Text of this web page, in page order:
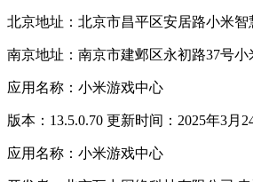
北京地址：北京市昌平区安居路小米智
南京地址：南京市建邺区永初路37号小
应用名称：小米游戏中心
版本：13.5.0.70 更新时间：2025年3月
应用名称：小米游戏中心